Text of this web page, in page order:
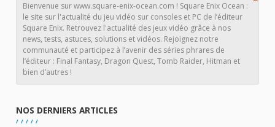
Bienvenue sur www.square-enix-ocean.com ! Square Enix Ocean :
le site sur l'actualité du jeu vidéo sur consoles et PC de l’éditeur
Square Enix. Retrouvez l'actualité des jeux vidéo grâce à nos
news, tests, astuces, solutions et vidéos. Rejoignez notre
communauté et participez à l’avenir des séries phrares de
l’éditeur : Final Fantasy, Dragon Quest, Tomb Raider, Hitman et
bien d’autres !
NOS DERNIERS ARTICLES